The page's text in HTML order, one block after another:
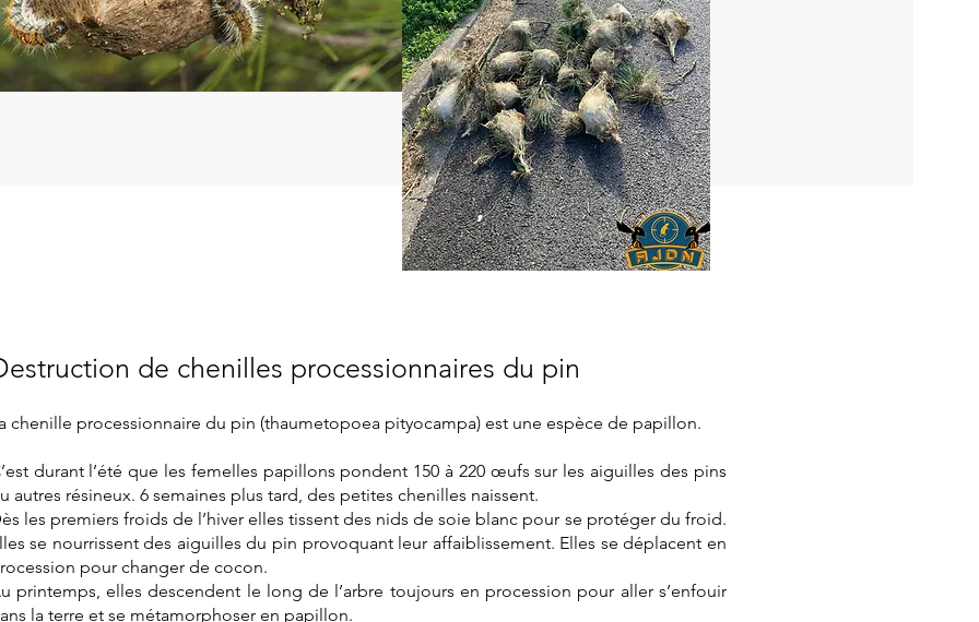
de chenilles processionnaires du pin
chenille processionnaire du pin (thaumetopoea pityocampa) est une espèce de papillon.
durant l’été que les femelles papillons pondent 150 à 220 œufs sur les aiguilles des pins
autres résineux. 6 semaines plus tard, des petites chenilles naissent.
les premiers froids de l’hiver elles tissent des nids de soie blanc pour se protéger du froid.
se nourrissent des aiguilles du pin provoquant leur affaiblissement. Elles se déplacent en
pour changer de cocon.
printemps, elles descendent le long de l’arbre toujours en procession pour aller s’enfouir
la terre et se métamorphoser en papillon.